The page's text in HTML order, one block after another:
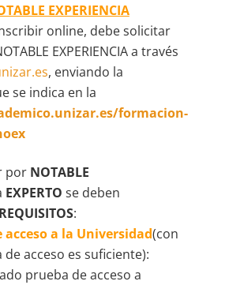
EXPERIENCIA
online, debe solicitar
EXPERIENCIA a través
, enviando la
se indica en la
formacion-
por NOTABLE
EXPERTO se deben
:
acceso a la Universidad(con
acceso es suficiente):
prueba de acceso a